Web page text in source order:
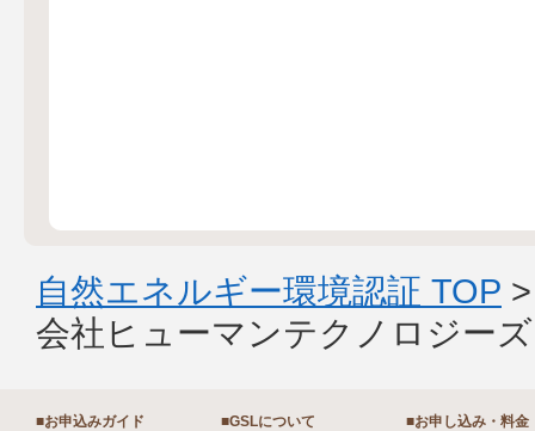
自然エネルギー環境認証 TOP
会社ヒューマンテクノロジー
■お申込みガイド ■GSLについて ■お申し込み・料金